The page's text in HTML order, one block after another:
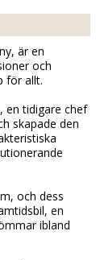
är en
och
för allt.
en tidigare chef
skapade den
och dess
en
ibland